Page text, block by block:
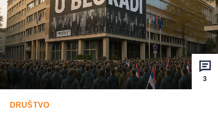
3
DRUŠTVO